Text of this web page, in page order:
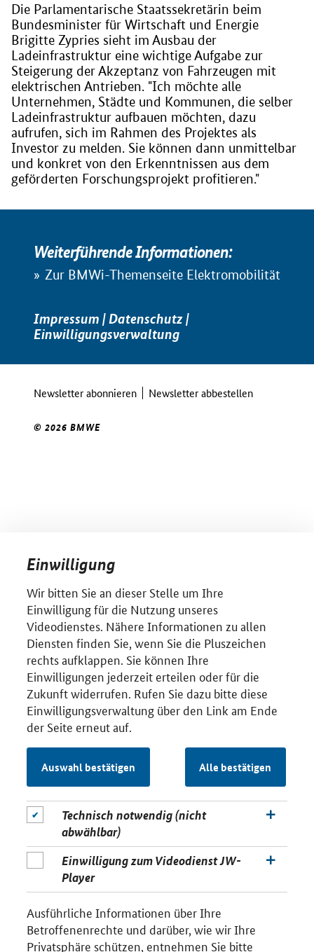
Die Parlamentarische Staatssekretärin beim
Bundesminister für Wirtschaft und Energie
Brigitte Zypries sieht im Ausbau der
Ladeinfrastruktur eine wichtige Aufgabe zur
Steigerung der Akzeptanz von Fahrzeugen mit
elektrischen Antrieben. "Ich möchte alle
Unternehmen, Städte und Kommunen, die selber
Ladeinfrastruktur aufbauen möchten, dazu
aufrufen, sich im Rahmen des Projektes als
Investor zu melden. Sie können dann unmittelbar
und konkret von den Erkenntnissen aus dem
geförderten Forschungsprojekt profitieren."
Weiterführende Informationen:
Zur BMWi-Themenseite Elektromobilität
Impressum |Datenschutz|
Einwilligungsverwaltung
Newsletter abonnieren Newsletter abbestellen
© 2026 BMWE
Einwilligung
Wir bitten Sie an dieser Stelle um Ihre
Einwilligung für die Nutzung unseres
Videodienstes. Nähere Informationen zu allen
Diensten finden Sie, wenn Sie die Pluszeichen
rechts aufklappen. Sie können Ihre
Einwilligungen jederzeit erteilen oder für die
Zukunft widerrufen. Rufen Sie dazu bitte diese
Einwilligungsverwaltung über den Link am Ende
der Seite erneut auf.
Auswahl bestätigen Alle bestätigen
Technisch notwendig (nicht
abwählbar)
Einwilligung zum Videodienst JW-
Player
Ausführliche Informationen über Ihre
Betroffenenrechte und darüber, wie wir Ihre
Privatsphäre schützen, entnehmen Sie bitte